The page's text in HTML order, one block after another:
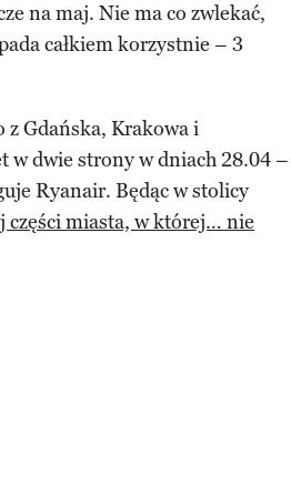
na maj. Nie ma co zwlekać,
całkiem korzystnie – 3
Gdańska, Krakowa i
w dwie strony w dniach 28.04 –
Ryanair. Będąc w stolicy
części miasta, w której… nie